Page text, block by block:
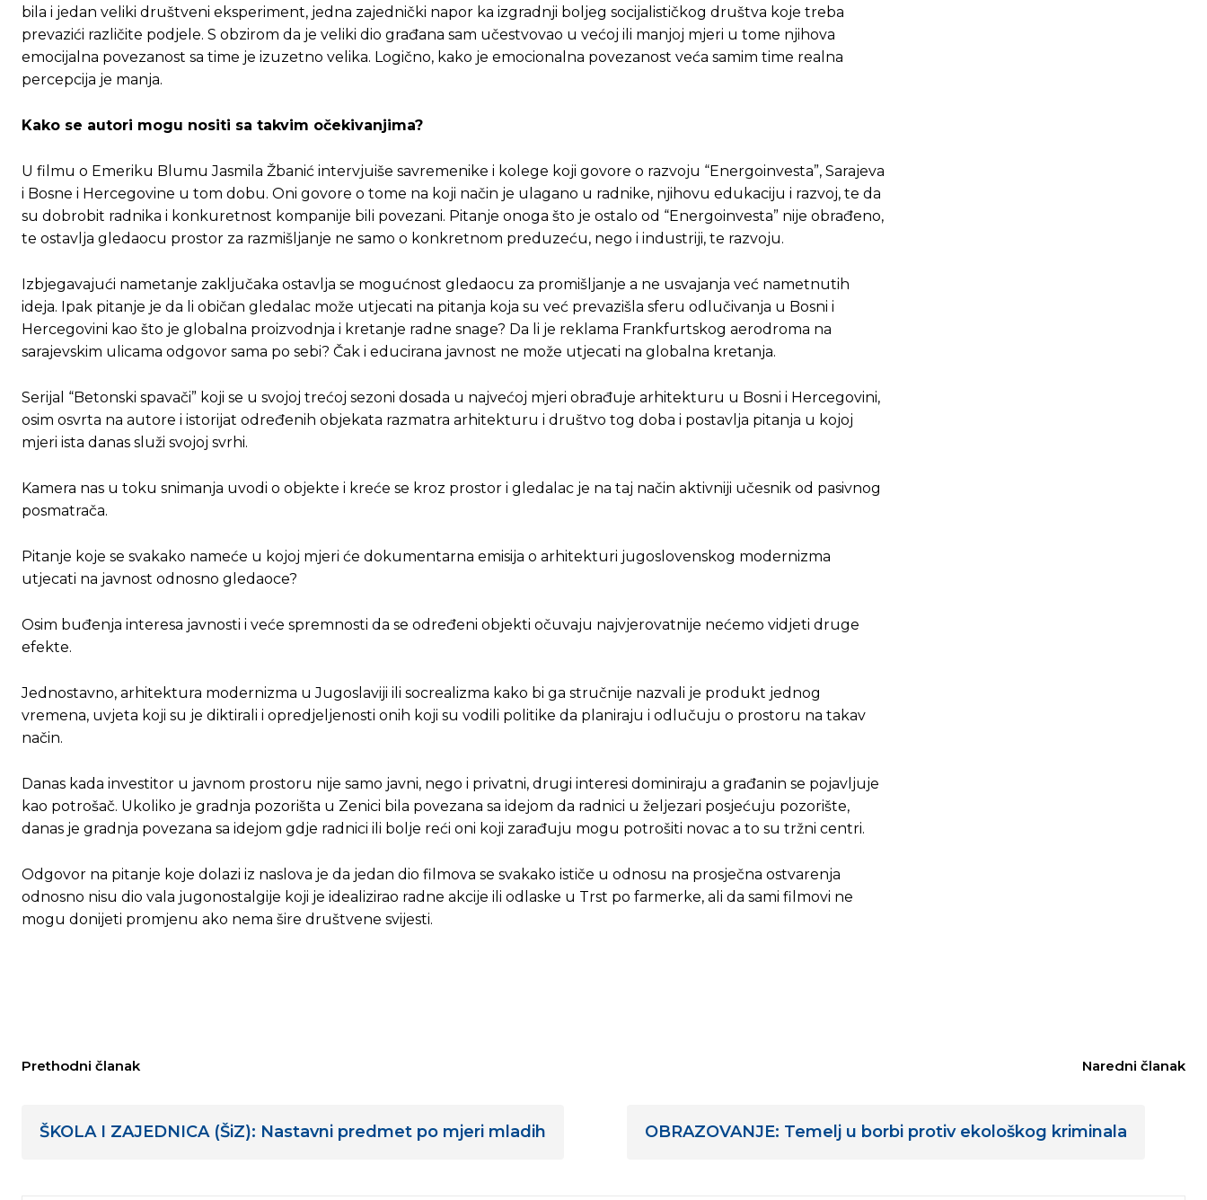
[wpuf_form id=”7463”]
[wpuf_form id=”7463”]
bila i jedan veliki društveni eksperiment, jedna zajednički napor ka izgradnji boljeg socijalističkog društva koje treba
prevazići različite podjele. S obzirom da je veliki dio građana sam učestvovao u većoj ili manjoj mjeri u tome njihova
emocijalna povezanost sa time je izuzetno velika. Logično, kako je emocionalna povezanost veća samim time realna
percepcija je manja.
Kako se autori mogu nositi sa takvim očekivanjima?
U filmu o Emeriku Blumu Jasmila Žbanić intervjuiše savremenike i kolege koji govore o razvoju “Energoinvesta”, Sarajeva
i Bosne i Hercegovine u tom dobu. Oni govore o tome na koji način je ulagano u radnike, njihovu edukaciju i razvoj, te da
su dobrobit radnika i konkuretnost kompanije bili povezani. Pitanje onoga što je ostalo od “Energoinvesta” nije obrađeno,
te ostavlja gledaocu prostor za razmišljanje ne samo o konkretnom preduzeću, nego i industriji, te razvoju.
Izbjegavajući nametanje zaključaka ostavlja se mogućnost gledaocu za promišljanje a ne usvajanja već nametnutih
ideja. Ipak pitanje je da li običan gledalac može utjecati na pitanja koja su već prevazišla sferu odlučivanja u Bosni i
Hercegovini kao što je globalna proizvodnja i kretanje radne snage? Da li je reklama Frankfurtskog aerodroma na
sarajevskim ulicama odgovor sama po sebi? Čak i educirana javnost ne može utjecati na globalna kretanja.
Serijal “Betonski spavači” koji se u svojoj trećoj sezoni dosada u najvećoj mjeri obrađuje arhitekturu u Bosni i Hercegovini,
osim osvrta na autore i istorijat određenih objekata razmatra arhitekturu i društvo tog doba i postavlja pitanja u kojoj
mjeri ista danas služi svojoj svrhi.
Kamera nas u toku snimanja uvodi o objekte i kreće se kroz prostor i gledalac je na taj način aktivniji učesnik od pasivnog
posmatrača.
Pitanje koje se svakako nameće u kojoj mjeri će dokumentarna emisija o arhitekturi jugoslovenskog modernizma
utjecati na javnost odnosno gledaoce?
Osim buđenja interesa javnosti i veće spremnosti da se određeni objekti očuvaju najvjerovatnije nećemo vidjeti druge
efekte.
Jednostavno, arhitektura modernizma u Jugoslaviji ili socrealizma kako bi ga stručnije nazvali je produkt jednog
vremena, uvjeta koji su je diktirali i opredjeljenosti onih koji su vodili politike da planiraju i odlučuju o prostoru na takav
način.
Danas kada investitor u javnom prostoru nije samo javni, nego i privatni, drugi interesi dominiraju a građanin se pojavljuje
kao potrošač. Ukoliko je gradnja pozorišta u Zenici bila povezana sa idejom da radnici u željezari posjećuju pozorište,
danas je gradnja povezana sa idejom gdje radnici ili bolje reći oni koji zarađuju mogu potrošiti novac a to su tržni centri.
Odgovor na pitanje koje dolazi iz naslova je da jedan dio filmova se svakako ističe u odnosu na prosječna ostvarenja
odnosno nisu dio vala jugonostalgije koji je idealizirao radne akcije ili odlaske u Trst po farmerke, ali da sami filmovi ne
mogu donijeti promjenu ako nema šire društvene svijesti.
Prethodni članak
ŠKOLA I ZAJEDNICA (ŠiZ): Nastavni predmet po mjeri mladih
Naredni članak
OBRAZOVANJE: Temelj u borbi protiv ekološkog kriminala